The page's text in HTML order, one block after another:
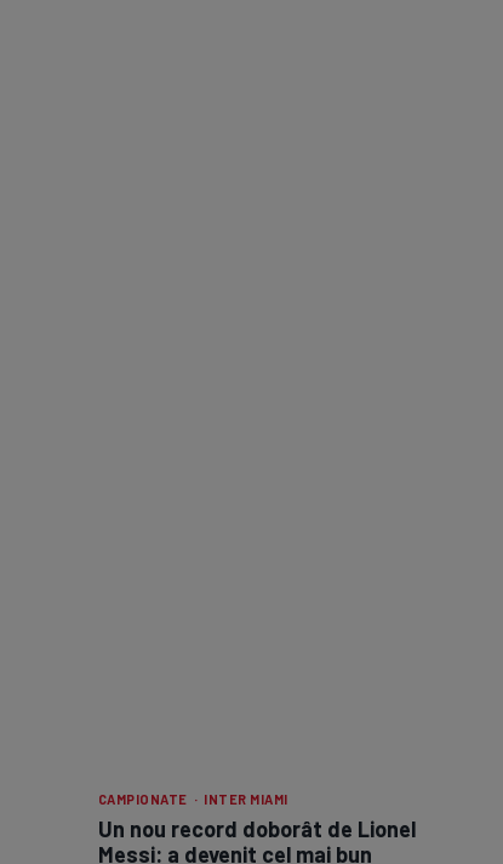
CAMPIONATE · INTER MIAMI
Un nou record doborât de Lionel
Messi: a devenit cel mai bun